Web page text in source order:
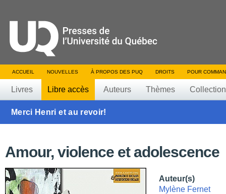
ACCUEIL NOUVELLES À PROPOS DES PUQ DROITS POUR
Livres Libre accès Auteurs Thèmes
Merci Henri et au revoir!
Amour, violence et adolescence
Auteur(s)
Mylène Fernet